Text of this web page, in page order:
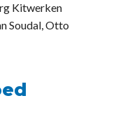
Kitwerken
Soudal, Otto